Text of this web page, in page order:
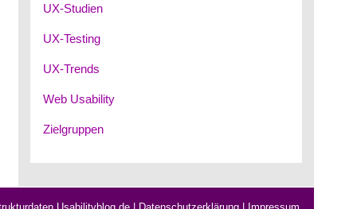
UX-Studien
UX-Testing
UX-Trends
Web Usability
Zielgruppen